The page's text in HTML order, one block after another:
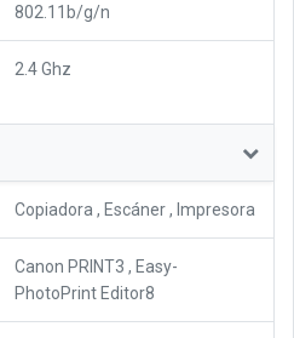
802.11b/g/n
2.4 Ghz
Copiadora , Escáner, Impresora
Canon PRINT3 , Easy-
PhotoPrint Editor8